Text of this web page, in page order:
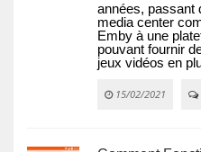
années, passant
media center
Emby à une
pouvant fournir
jeux vidéos en
15/02/2021